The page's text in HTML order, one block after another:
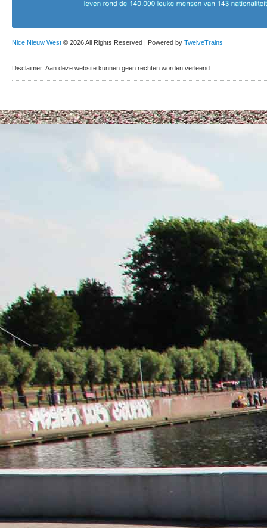
Nice Nieuw West © 2026 All Rights Reserved | Powered by TwelveTrains
Disclaimer: Aan deze website kunnen geen rechten worden verleend